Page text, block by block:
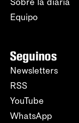
Equipo
Seguinos
Newsletters
RSS
YouTube
WhatsApp